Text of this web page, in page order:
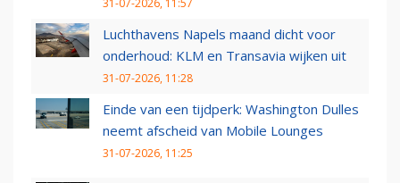
31-07-2026, 11:57
Luchthavens Napels maand dicht voor
onderhoud: KLM en Transavia wijken uit
31-07-2026, 11:28
Einde van een tijdperk: Washington Dulles
neemt afscheid van Mobile Lounges
31-07-2026, 11:25